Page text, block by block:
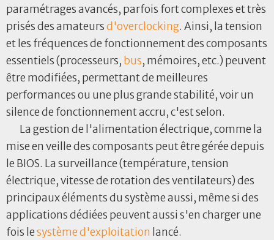
paramétrages avancés, parfois fort complexes et très
prisés des amateursd'overclocking. Ainsi, la tension
et les fréquences de fonctionnement des composants
essentiels (processeurs, bus, mémoires, etc.) peuvent
être modifiées, permettant de meilleures
performances ou une plus grande stabilité, voir un
silence de fonctionnement accru, c'est selon.
La gestion de l'alimentation électrique, comme la
mise en veille des composants peut être gérée depuis
le BIOS. La surveillance (température, tension
électrique, vitesse de rotation des ventilateurs) des
principaux éléments du système aussi, même si des
applications dédiées peuvent aussi s'en charger une
fois lesystème d'exploitation lancé.